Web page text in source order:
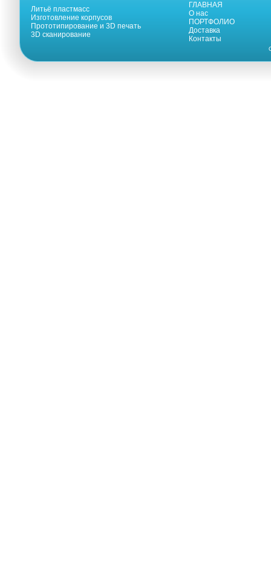
Литьё пластмасс
Изготовление корпусов
Прототипирование и 3D печать
3D сканирование
ГЛАВНАЯ
О нас
ПОРТФОЛИО
Доставка
Контакты